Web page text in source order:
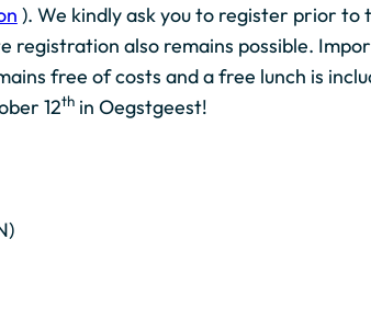
). We kindly ask you to register prior to
registration also remains possible.
free of costs and a free lunch is
12thin Oegstgeest!